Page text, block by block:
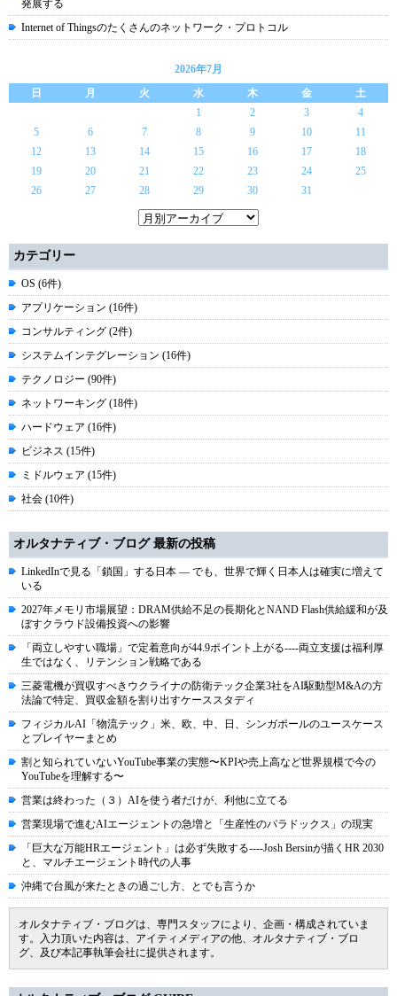
発展する
Internet of Thingsのたくさんのネットワーク・プロトコル
2026年7月
日
月 火 水 木 金
土
1
2 3
4
5
6 7 8 9 10
11
12
13 14 15 16 17
18
19
20 21 22 23 24
25
26
27 28 29 30 31
カテゴリー
OS (6件)
アプリケーション (16件)
コンサルティング (2件)
システムインテグレーション (16件)
テクノロジー (90件)
ネットワーキング (18件)
ハードウェア (16件)
ビジネス (15件)
ミドルウェア (15件)
社会 (10件)
オルタナティブ・ブログ 最新の投稿
LinkedInで見る「鎖国」する日本 ― でも、世界で輝く日本人は確実に増えて
いる
2027年メモリ市場展望：DRAM供給不足の長期化とNAND Flash供給緩和が及
ぼすクラウド設備投資への影響
「両立しやすい職場」で定着意向が44.9ポイント上がる----両立支援は福利厚
生ではなく、リテンション戦略である
三菱電機が買収すべきウクライナの防衛テック企業3社をAI駆動型M&Aの方
法論で特定、買収金額を割り出すケーススタディ
フィジカルAI「物流テック」米、欧、中、日、シンガポールのユースケース
とプレイヤーまとめ
割と知られていないYouTube事業の実態〜KPIや売上高など世界規模で今の
YouTubeを理解する〜
営業は終わった（３）AIを使う者だけが、利他に立てる
営業現場で進むAIエージェントの急増と「生産性のパラドックス」の現実
「巨大な万能HRエージェント」は必ず失敗する----Josh Bersinが描くHR 2030
と、マルチエージェント時代の人事
沖縄で台風が来たときの過ごし方、とでも言うか
オルタナティブ・ブログは、専門スタッフにより、企画・構成されていま
す。入力頂いた内容は、アイティメディアの他、オルタナティブ・ブロ
グ、及び本記事執筆会社に提供されます。